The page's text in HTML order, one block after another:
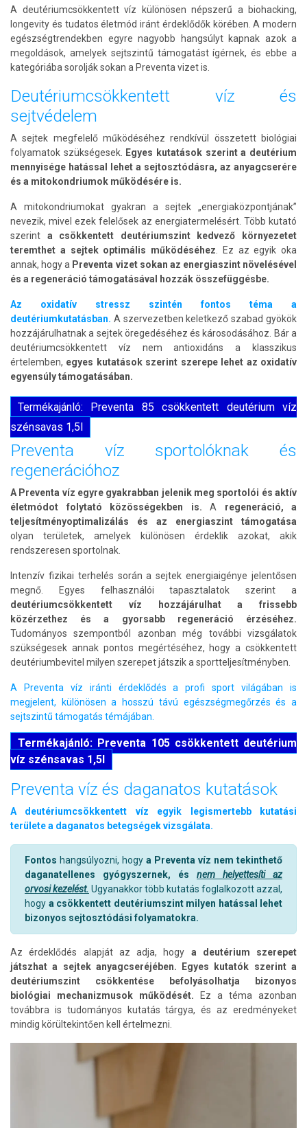
A deutériumcsökkentett víz különösen népszerű a biohacking,
longevity és tudatos életmód iránt érdeklődők körében. A modern
egészségtrendekben egyre nagyobb hangsúlyt kapnak azok a
megoldások, amelyek sejtszintű támogatást ígérnek, és ebbe a
kategóriába sorolják sokan a Preventa vizet is.
Deutériumcsökkentett víz és
sejtvédelem
A sejtek megfelelő működéséhez rendkívül összetett biológiai
folyamatok szükségesek.
Egyes kutatások szerint a deutérium
mennyisége hatással lehet a sejtosztódásra, az anyagcserére
és a mitokondriumok működésére is.
A mitokondriumokat gyakran a sejtek „energiaközpontjának”
nevezik, mivel ezek felelősek az energiatermelésért. Több kutató
szerint a csökkentett deutériumszint kedvező környezetet
teremthet a sejtek optimális működéséhez . Ez az egyik oka
annak, hogy a Preventa vizet sokan az energiaszint növelésével
és a regeneráció támogatásával hozzák összefüggésbe.
Az oxidatív stressz szintén fontos téma a
deutériumkutatásban. A szervezetben keletkező szabad gyökök
hozzájárulhatnak a sejtek öregedéséhez és károsodásához. Bár a
deutériumcsökkentett víz nem antioxidáns a klasszikus
értelemben, egyes kutatások szerint szerepe lehet az oxidatív
egyensúly támogatásában.
Termékajánló: Preventa 85 csökkentett deutérium víz
szénsavas 1,5l
Preventa víz sportolóknak és
regenerációhoz
A Preventa víz egyre gyakrabban jelenik meg sportolói és aktív
életmódot folytató közösségekben is. A regeneráció, a
teljesítményoptimalizálás és az energiaszint támogatása
olyan területek, amelyek különösen érdeklik azokat, akik
rendszeresen sportolnak.
Intenzív fizikai terhelés során a sejtek energiaigénye jelentősen
megnő. Egyes felhasználói tapasztalatok szerint a
deutériumcsökkentett víz hozzájárulhat a frissebb
közérzethez és a gyorsabb regeneráció érzéséhez.
Tudományos szempontból azonban még további vizsgálatok
szükségesek annak pontos megértéséhez, hogy a csökkentett
deutériumbevitel milyen szerepet játszik a sportteljesítményben.
A Preventa víz iránti érdeklődés a profi sport világában is
megjelent, különösen a hosszú távú egészségmegőrzés és a
sejtszintű támogatás témájában.
Termékajánló: Preventa 105 csökkentett deutérium
víz szénsavas 1,5l
Preventa víz és daganatos kutatások
A deutériumcsökkentett víz egyik legismertebb kutatási
területe a daganatos betegségek vizsgálata.
Fontos hangsúlyozni, hogy a Preventa víz nem tekinthető
daganatellenes gyógyszernek, és nem helyettesíti az
orvosi kezelést. Ugyanakkor több kutatás foglalkozott azzal,
hogy a csökkentett deutériumszint milyen hatással lehet
bizonyos sejtosztódási folyamatokra.
Az érdeklődés alapját az adja, hogy a deutérium szerepet
játszhat a sejtek anyagcseréjében.
Egyes kutatók szerint a
deutériumszint csökkentése befolyásolhatja bizonyos
biológiai mechanizmusok működését. Ez a téma azonban
továbbra is tudományos kutatás tárgya, és az eredményeket
mindig körültekintően kell értelmezni.